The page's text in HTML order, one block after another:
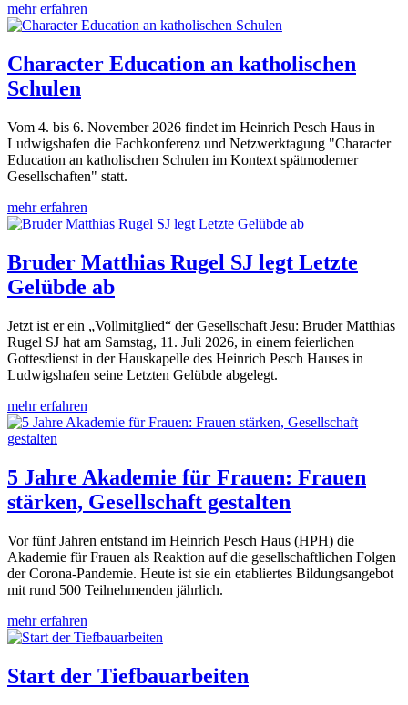
mehr erfahren
Character Education an katholischen
Schulen
Vom 4. bis 6. November 2026 findet im Heinrich Pesch Haus in
Ludwigshafen die Fachkonferenz und Netzwerktagung "Character
Education an katholischen Schulen im Kontext spätmoderner
Gesellschaften" statt.
mehr erfahren
Bruder Matthias Rugel SJ legt Letzte
Gelübde ab
Jetzt ist er ein „Vollmitglied“ der Gesellschaft Jesu: Bruder Matthias
Rugel SJ hat am Samstag, 11. Juli 2026, in einem feierlichen
Gottesdienst in der Hauskapelle des Heinrich Pesch Hauses in
Ludwigshafen seine Letzten Gelübde abgelegt.
mehr erfahren
5 Jahre Akademie für Frauen: Frauen
stärken, Gesellschaft gestalten
Vor fünf Jahren entstand im Heinrich Pesch Haus (HPH) die
Akademie für Frauen als Reaktion auf die gesellschaftlichen Folgen
der Corona-Pandemie. Heute ist sie ein etabliertes Bildungsangebot
mit rund 500 Teilnehmenden jährlich.
mehr erfahren
Start der Tiefbauarbeiten